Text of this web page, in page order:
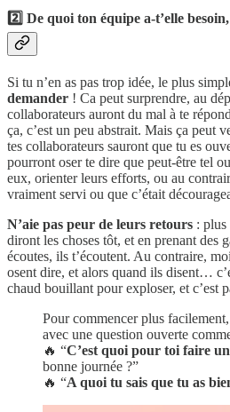
2️⃣ De quoi ton équipe a-t’elle besoin
Si tu n’en as pas trop idée, le plus
demander ! Ca peut surprendre, au
collaborateurs auront du mal à te
ça, c’est un peu abstrait. Mais ça peut
tes collaborateurs sauront que tu es
pourront oser te dire que peut-être tel
eux, orienter leurs efforts, ou au
vraiment servi ou que c’était
N’aie pas peur de leurs retours : plus
diront les choses tôt, et en prenant des
écoutes, ils t’écoutent. Au contraire,
osent dire, et alors quand ils disent…
chaud bouillant pour exploser, et c’est
Pour commencer plus
avec une question ouverte
🔥 “C’est quoi pour toi faire
bonne journée ?”
🔥 “A quoi tu sais que tu as